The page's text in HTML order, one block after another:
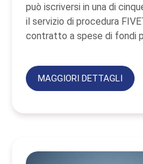
può iscriversi in una di
il servizio di procedura
contratto a spese di fondi
MAGGIORI DETTAGLI